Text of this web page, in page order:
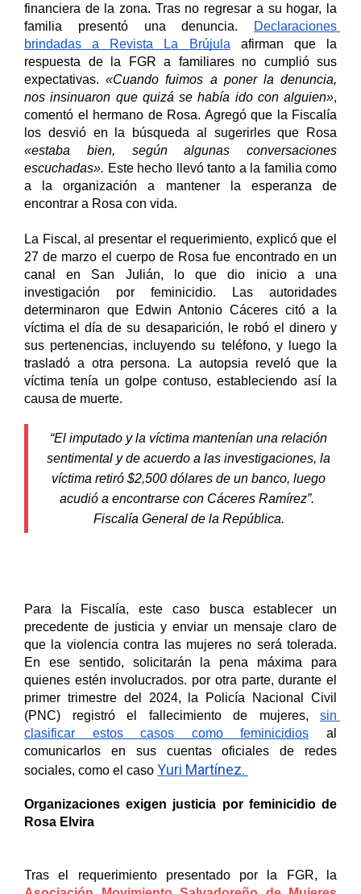
financiera de la zona. Tras no regresar a su hogar, la
familia presentó una denuncia.
Declaraciones
brindadas a Revista La Brújula afirman que la
respuesta de la FGR a familiares no cumplió sus
expectativas. «Cuando fuimos a poner la denuncia,
nos insinuaron que quizá se había ido con alguien»,
comentó el hermano de Rosa. Agregó que la Fiscalía
«estaba bien, según algunas conversaciones
escuchadas». Este hecho llevó tanto a la familia como
a la organización a mantener la esperanza de
encontrar a Rosa con vida.
La Fiscal, al presentar el requerimiento, explicó que el
27 de marzo el cuerpo de Rosa fue encontrado en un
canal en San Julián, lo que dio inicio a una
investigación por feminicidio. Las autoridades
determinaron que Edwin Antonio Cáceres citó a la
víctima el día de su desaparición, le robó el dinero y
sus pertenencias, incluyendo su teléfono, y luego la
trasladó a otra persona. La autopsia reveló que la
víctima tenía un golpe contuso, estableciendo así la
causa de muerte.
“El imputado y la víctima mantenían una relación
sentimental y de acuerdo a las investigaciones, la
víctima retiró $2,500 dólares de un banco, luego
acudió a encontrarse con Cáceres Ramírez”.
Fiscalía General de la República.
Para la Fiscalía, este caso busca establecer un
precedente de justicia y enviar un mensaje claro de
que la violencia contra las mujeres no será tolerada.
En ese sentido, solicitarán la pena máxima para
quienes estén involucrados. por otra parte, durante el
primer trimestre del 2024, la Policía Nacional Civil
(PNC) registró el fallecimiento de mujeres, sin
clasificar estos casos como feminicidios al
comunicarlos en sus cuentas oficiales de redes
sociales, como el caso Yuri Martínez.
Organizaciones exigen justicia por feminicidio de
Rosa Elvira